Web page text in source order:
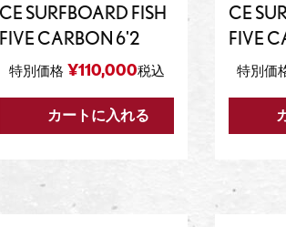
CE SURFBOARD FISH
FIVE CARBON 6'2
特別価格 ¥110,000税込
カートに入れる
CE
FIVE
特別価